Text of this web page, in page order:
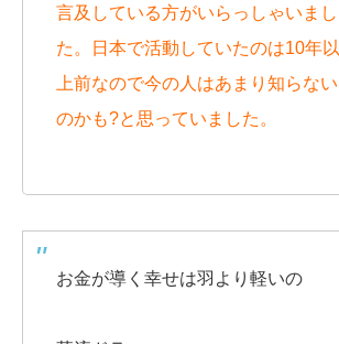
言及している方がいらっしゃいまし
た。日本で活動していたのは10年以
上前なので今の人はあまり知らない
のかも?と思っていました。
お金が導く幸せは羽より軽いの